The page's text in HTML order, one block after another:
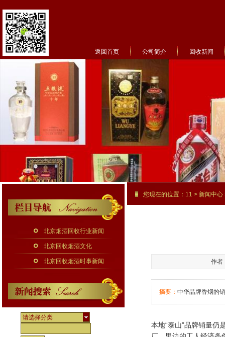
返回首页 公司简介
回收新闻
北京烟酒回收行业新闻
北京回收烟酒文化
北京回收烟酒时事新闻
您现在的位置： 11 > 新闻中心
请选择分类
作
摘要： 中华品牌香烟的
本地“泰山”品牌销量仍